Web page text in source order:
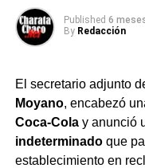
Published 6
By Redacción
El secretario adjunto
Moyano, encabezó
Coca-Colay anunció
indeterminadoque
establecimiento en